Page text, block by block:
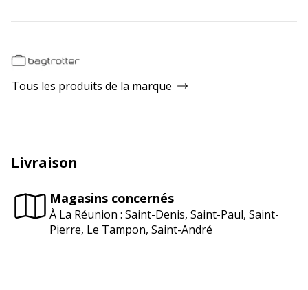
Tous les produits de la marque
Livraison
Magasins concernés
À La Réunion : Saint-Denis, Saint-Paul, Saint-
Pierre, Le Tampon, Saint-André